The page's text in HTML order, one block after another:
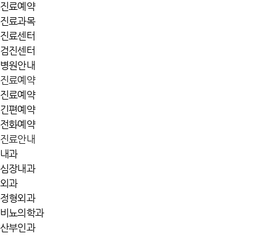
진료예약
진료과목
진료센터
검진센터
병원안내
진료예약
진료예약
긴편예약
전화예약
진료안내
내과
심장내과
외과
정형외과
비뇨의학과
산부인과